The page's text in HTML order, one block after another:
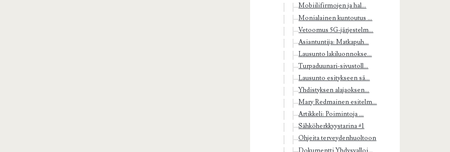
Mobiilifirmojen ja hal...
Monialainen kuntoutus ...
Vetoomus 5G-järjestelm...
Asiantuntija: Matkapuh...
Lausunto lakiluonnokse...
Turpaduunari-sivustoll...
Lausunto esitykseen sä...
Yhdistyksen alajaoksen...
Mary Redmainen esitelm...
Artikkeli: Poimintoja ...
Sähköherkkyystarina #1
Ohjeita terveydenhuoltoon
Dokumentti Yhdysvalloi...